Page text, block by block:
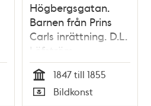
Högbergsgatan.
Barnen från Prins
Carls inrättning. D.L.
Löfström.
Undertecknad.
Tid
1847 till 1855
Bildkonst